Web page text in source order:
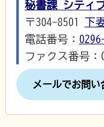
秘書課 シティ
〒304-8501 下
電話番号：
ファクス番号：
メールでお問い